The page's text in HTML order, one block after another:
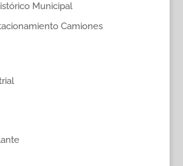
Municipal
Camiones